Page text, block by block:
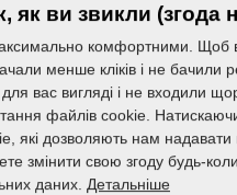
як ви звикли (згода
комфортними. Щоб
менше кліків і не бачили
вас вигляді і не входили
файлів cookie.
які дозволяють нам надавати
змінити свою згоду будь-
даних. Детальніше